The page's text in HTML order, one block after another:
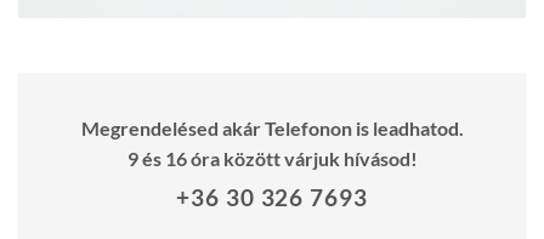
Megrendelésed akár Telefonon is leadhatod.
9 és 16 óra között várjuk hívásod!
+36 30 326 7693